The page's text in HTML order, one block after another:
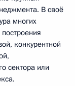
В своё
многих
конкурентной
сектора или